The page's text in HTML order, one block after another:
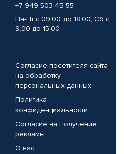
+7 949 503-45-55
Пн-Пт с 09.00 до 18.00, Сб с
9.00 до 15.00
Согласие посетителя сайта
на обработку
персональных данных
Политика
конфиденциальности
Согласие на получение
рекламы
О нас